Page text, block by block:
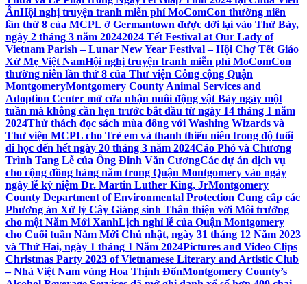
ÂnHội nghị truyện tranh miễn phí MoComCon thường niên
lần thứ 8 của MCPL ở Germantown được dời lại vào Thứ Bảy,
ngày 2 tháng 3 năm 20242024 Tết Festival at Our Lady of
Vietnam Parish – Lunar New Year Festival – Hội Chợ Tết Giáo
Xứ Mẹ Việt NamHội nghị truyện tranh miễn phí MoComCon
thường niên lần thứ 8 của Thư viện Công cộng Quận
MontgomeryMontgomery County Animal Services and
Adoption Center mở cửa nhận nuôi động vật Bảy ngày một
tuần mà không cần hẹn trước bắt đầu từ ngày 14 tháng 1 năm
2024Thử thách đọc sách mùa đông với Washing Wizards và
Thư viện MCPL cho Trẻ em và thanh thiếu niên trong độ tuổi
đi học đến hết ngày 20 tháng 3 năm 2024Cáo Phó và Chương
Trình Tang Lễ của Ông Đinh Văn CươngCác dự án dịch vụ
cho cộng đồng hàng năm trong Quận Montgomery vào ngày
ngày lễ kỷ niệm Dr. Martin Luther King, JrMontgomery
County Department of Environmental Protection Cung cấp các
Phương án Xử lý Cây Giáng sinh Thân thiện với Môi trường
cho một Năm Mới XanhLịch nghỉ lễ của Quận Montgomery
cho Cuối tuần Năm Mới Chủ nhật, ngày 31 tháng 12 Năm 2023
và Thứ Hai, ngày 1 tháng 1 Năm 2024Pictures and Video Clips
Christmas Party 2023 of Vietnamese Literary and Artistic Club
– Nhà Việt Nam vùng Hoa Thịnh ĐốnMontgomery County’s